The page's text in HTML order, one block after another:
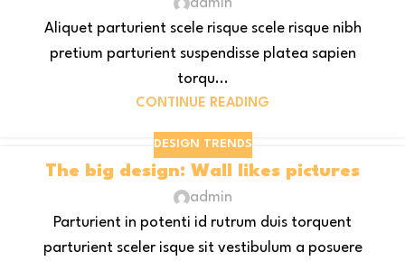
admin
Aliquet parturient scele risque scele risque nibh
pretium parturient suspendisse platea sapien
torqu...
CONTINUE READING
DESIGN TRENDS
The big design: Wall likes pictures
admin
Parturient in potenti id rutrum duis torquent
parturient sceler isque sit vestibulum a posuere